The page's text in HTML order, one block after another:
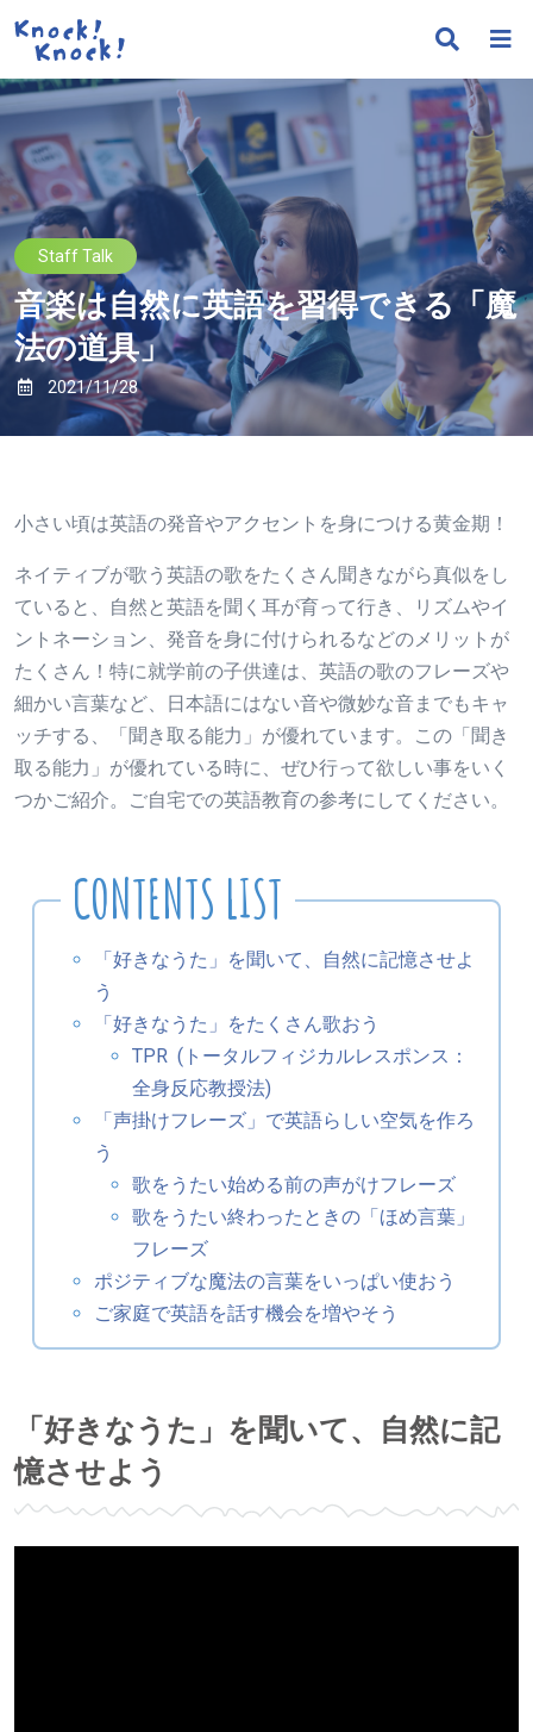
Staff Talk
音楽は自然に英語を習得できる「魔
法の道具」
2021/11/28
小さい頃は英語の発音やアクセントを身につける黄金期！
ネイティブが歌う英語の歌をたくさん聞きながら真似をし
ていると、自然と英語を聞く耳が育って行き、リズムやイ
ントネーション、発音を身に付けられるなどのメリットが
たくさん！特に就学前の子供達は、英語の歌のフレーズや
細かい言葉など、日本語にはない音や微妙な音までもキャ
ッチする、「聞き取る能力」が優れています。この「聞き
取る能力」が優れている時に、ぜひ行って欲しい事をいく
つかご紹介。ご自宅での英語教育の参考にしてください。
「好きなうた」を聞いて、自然に記憶させよ
う
「好きなうた」をたくさん歌おう
TPR (トータルフィジカルレスポンス：
全身反応教授法)
「声掛けフレーズ」で英語らしい空気を作ろ
う
歌をうたい始める前の声がけフレーズ
歌をうたい終わったときの「ほめ言葉」
フレーズ
ポジティブな魔法の言葉をいっぱい使おう
ご家庭で英語を話す機会を増やそう
「好きなうた」を聞いて、自然に記
憶させよう